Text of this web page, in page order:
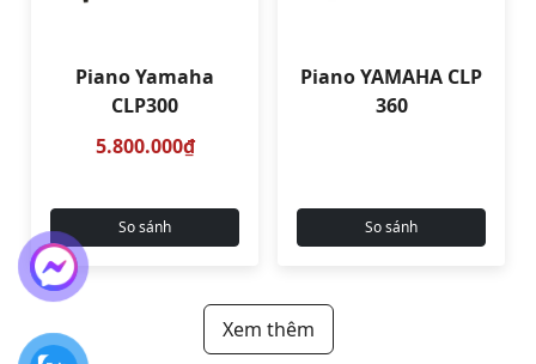
Piano Yamaha
CLP300
5.800.000₫
So sánh
Piano YAMAHA CLP
360
So sánh
Xem thêm